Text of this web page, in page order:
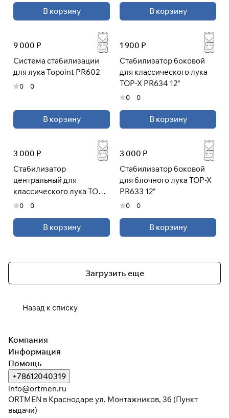
В корзину В корзину
9 000 Р
Система стабилизации
для лука Topoint PR602
0 0
В корзину
1 900 Р
Стабилизатор боковой
для классического лука
TOP-X PR634 12"
0 0
В корзину
3 000 Р
Стабилизатор
центральный для
классического лука TOP-
X PR634
0 0
В корзину
3 000 Р
Стабилизатор боковой
для блочного лука TOP-X
PR633 12"
0 0
В корзину
Загрузить еще
Назад к списку
Компания
Информация
Помощь
+78612040319
info@ortmen.ru
ORTMEN в Краснодаре ул. Монтажников, 3б (Пункт
выдачи)